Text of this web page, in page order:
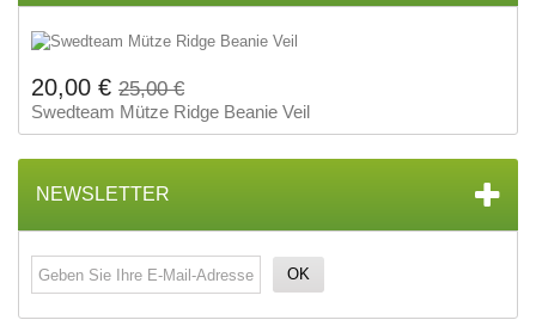
20,00 € 25,00 €
Swedteam Mütze Ridge Beanie Veil
NEWSLETTER
OK